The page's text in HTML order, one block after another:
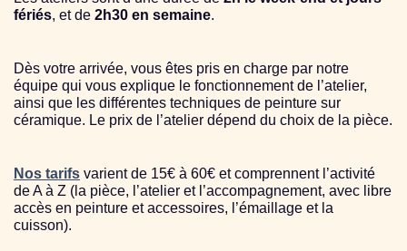
fériés, et de 2h30 en semaine.
Dès votre arrivée, vous êtes pris en charge par notre
équipe qui vous explique le fonctionnement de l’atelier,
ainsi que les différentes techniques de peinture sur
céramique. Le prix de l’atelier dépend du choix de la pièce.
Nos tarifs varient de 15€ à 60€ et comprennent l’activité
de A à Z (la pièce, l’atelier et l’accompagnement, avec libre
accès en peinture et accessoires, l’émaillage et la
cuisson).